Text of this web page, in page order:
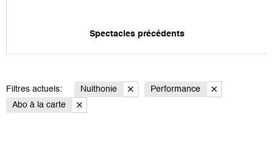
Spectacles précédents
Filtres actuels: Nuithonie
Performance
Abo à la carte